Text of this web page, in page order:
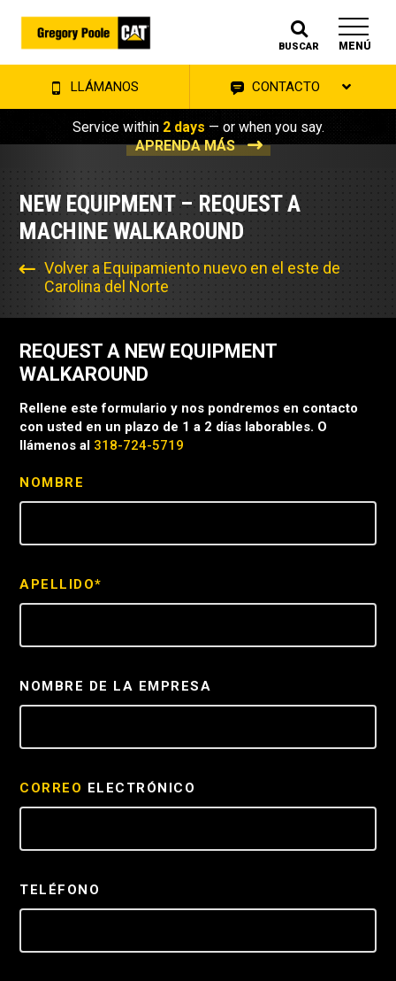
BUSCAR MENÚ
LLÁMANOS CONTACTO
Service within 2 days — or when you say.
APRENDA MÁS
NEW EQUIPMENT – REQUEST A
MACHINE WALKAROUND
Volver a Equipamiento nuevo en el este de
Carolina del Norte
REQUEST A NEW EQUIPMENT
WALKAROUND
Rellene este formulario y nos pondremos en contacto
con usted en un plazo de 1 a 2 días laborables. O
llámenos al 318-724-5719
NOMBRE
APELLIDO*
NOMBRE DE LA EMPRESA
CORREO ELECTRÓNICO
TELÉFONO